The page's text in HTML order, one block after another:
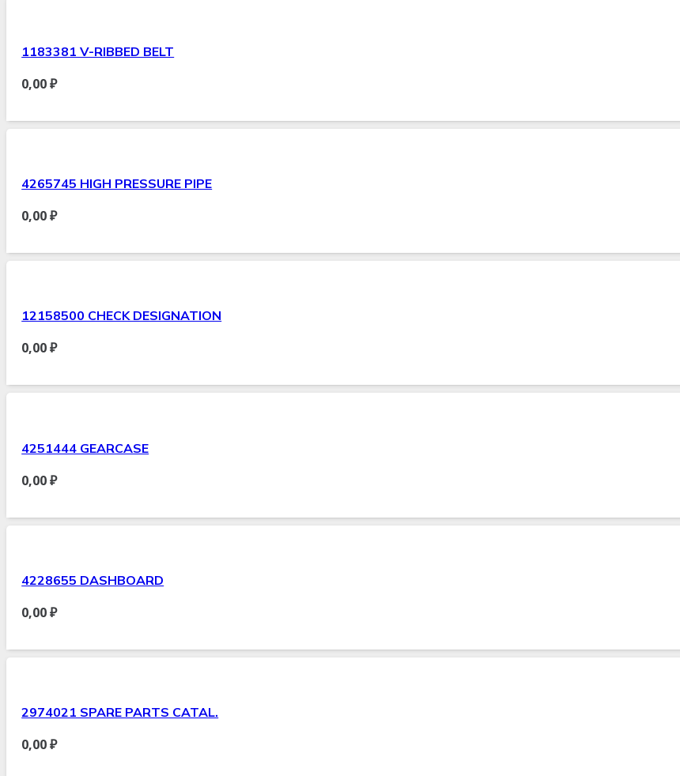
1183381 V-RIBBED BELT
0,00₽
4265745 HIGH PRESSURE PIPE
0,00₽
12158500 CHECK DESIGNATION
0,00₽
4251444 GEARCASE
0,00₽
4228655 DASHBOARD
0,00₽
2974021 SPARE PARTS CATAL.
0,00₽